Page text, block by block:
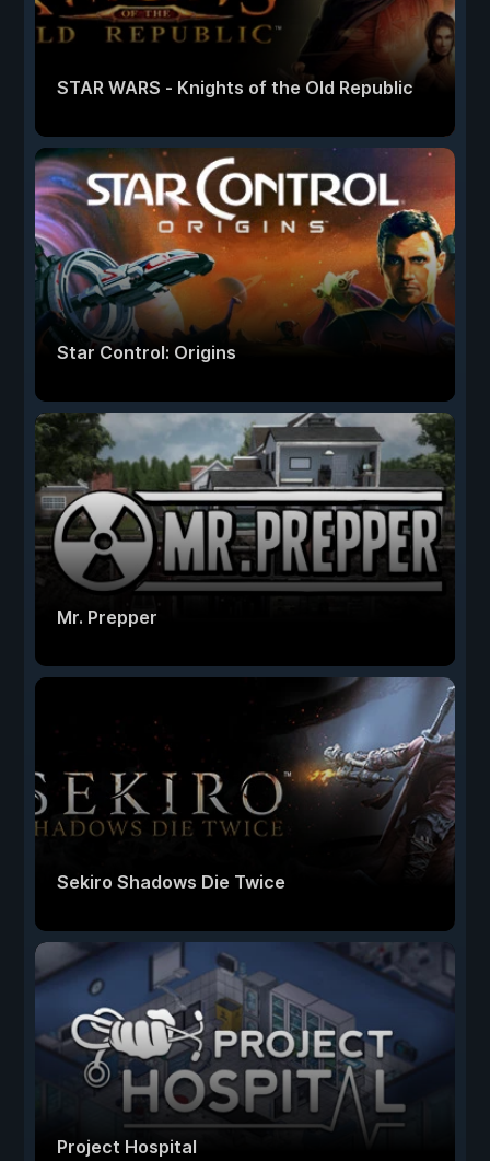
STAR WARS - Knights of the Old Republic
Star Control: Origins
Mr. Prepper
Sekiro Shadows Die Twice
Project Hospital